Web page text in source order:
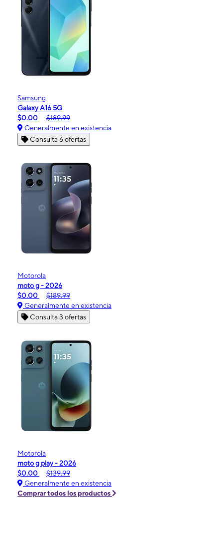
Samsung
Galaxy A16 5G
$0.00
$189.99
Generalmente en existencia
Consulta 6 ofertas
Motorola
moto g - 2026
$0.00
$189.99
Generalmente en existencia
Consulta 3 ofertas
Motorola
moto g play - 2026
$0.00
$139.99
Generalmente en existencia
Comprar todos los productos